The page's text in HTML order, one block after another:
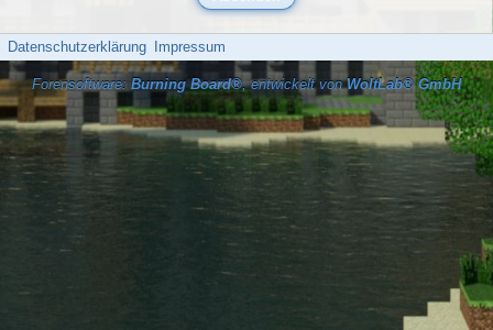
Datenschutzerklärung Impressum
Forensoftware: Burning Board®, entwickelt vonWoltLab® GmbH